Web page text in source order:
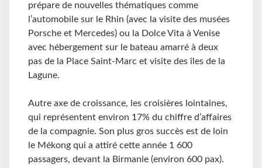
prépare de nouvelles thématiques comme
l’automobile sur le Rhin (avec la visite des musées
Porsche et Mercedes) ou la Dolce Vita à Venise
avec hébergement sur le bateau amarré à deux
pas de la Place Saint-Marc et visite des îles de la
Lagune.
Autre axe de croissance, les croisières lointaines,
qui représentent environ 17% du chiffre d’affaires
de la compagnie. Son plus gros succès est de loin
le Mékong qui a attiré cette année 1 600
passagers, devant la Birmanie (environ 600 pax).